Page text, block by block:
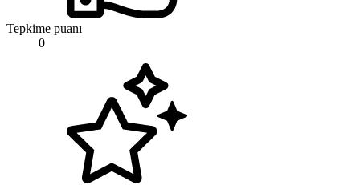
Tepkime puanı
0